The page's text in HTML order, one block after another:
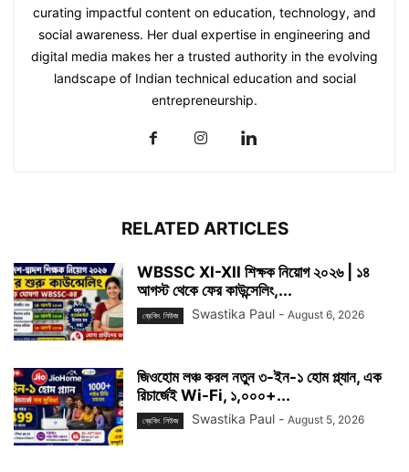
curating impactful content on education, technology, and
social awareness. Her dual expertise in engineering and
digital media makes her a trusted authority in the evolving
landscape of Indian technical education and social
entrepreneurship.
RELATED ARTICLES
WBSSC XI-XII শিক্ষক নিয়োগ ২০২৬ | ১৪
আগস্ট থেকে ফের কাউন্সেলিং,...
ব্রেকিং নিউজ Swastika Paul - August 6, 2026
জিওহোম লঞ্চ করল নতুন ৩-ইন-১ হোম প্ল্যান, এক
রিচার্জেই Wi-Fi, ১,০০০+...
ব্রেকিং নিউজ Swastika Paul - August 5, 2026